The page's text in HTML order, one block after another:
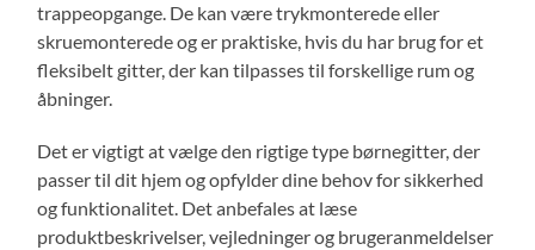
trappeopgange. De kan være trykmonterede eller
skruemonterede og er praktiske, hvis du har brug for et
fleksibelt gitter, der kan tilpasses til forskellige rum og
åbninger.
Det er vigtigt at vælge den rigtige type børnegitter, der
passer til dit hjem og opfylder dine behov for sikkerhed
og funktionalitet. Det anbefales at læse
produktbeskrivelser, vejledninger og brugeranmeldelser